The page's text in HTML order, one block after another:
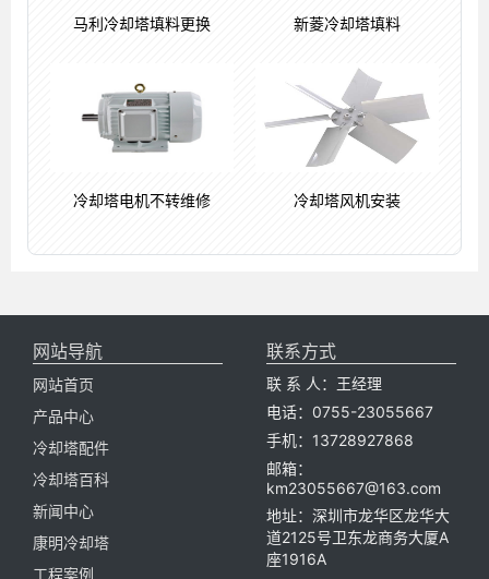
马利冷却塔填料更换 新菱冷却塔填料
冷却塔电机不转维修 冷却塔风机安装
网站导航
网站首页
产品中心
冷却塔配件
冷却塔百科
新闻中心
康明冷却塔
工程案例
联系方式
联 系 人：王经理
电话：0755-23055667
手机：13728927868
邮箱：
km23055667@163.com
地址：深圳市龙华区龙华大
道2125号卫东龙商务大厦A
座1916A